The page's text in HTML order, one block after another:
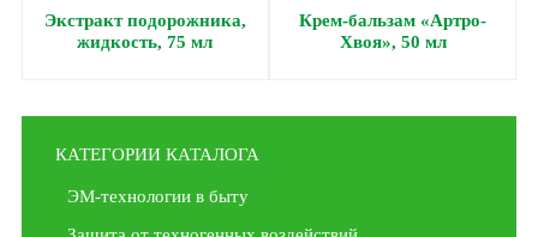
Экстракт подорожника,
жидкость, 75 мл
Крем-бальзам «Артро-
Хвоя», 50 мл
КАТЕГОРИИ КАТАЛОГА
ЭМ-технологии в быту